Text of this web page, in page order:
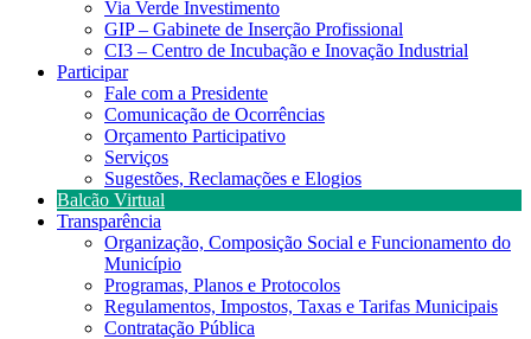
Via Verde Investimento
GIP – Gabinete de Inserção Profissional
CI3 – Centro de Incubação e Inovação Industrial
Participar
Fale com a Presidente
Comunicação de Ocorrências
Orçamento Participativo
Serviços
Sugestões, Reclamações e Elogios
Balcão Virtual
Transparência
Organização, Composição Social e Funcionamento do
Município
Programas, Planos e Protocolos
Regulamentos, Impostos, Taxas e Tarifas Municipais
Contratação Pública